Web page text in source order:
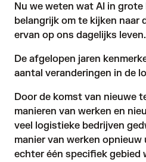
Nu we weten wat AI in
belangrijk om te kijken naar
ervan op ons dagelijks leven.
De afgelopen jaren
aantal veranderingen in de
Door de komst van nieuwe
manieren van werken en
veel logistieke bedrijven
manier van werken opnieuw
echter één specifiek gebied